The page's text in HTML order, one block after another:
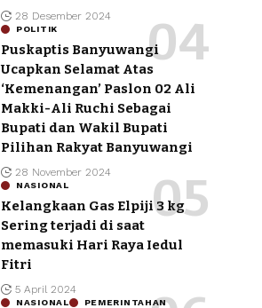
28 Desember 2024
POLITIK
Puskaptis Banyuwangi
Ucapkan Selamat Atas
‘Kemenangan’ Paslon 02 Ali
Makki-Ali Ruchi Sebagai
Bupati dan Wakil Bupati
Pilihan Rakyat Banyuwangi
28 November 2024
NASIONAL
Kelangkaan Gas Elpiji 3 kg
Sering terjadi di saat
memasuki Hari Raya Iedul
Fitri
5 April 2024
NASIONAL PEMERINTAHAN